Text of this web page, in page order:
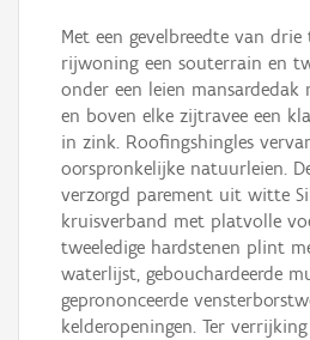
Met een gevelbreedte van
rijwoning een souterrain en
onder een leien
en boven elke zijtravee een
in zink. Roofingshingles
oorspronkelijke natuurleien.
verzorgd parement uit witte
kruisverband met platvolle
tweeledige hardstenen plint
waterlijst, gebouchardeerde
geprononceerde
kelderopeningen. Ter